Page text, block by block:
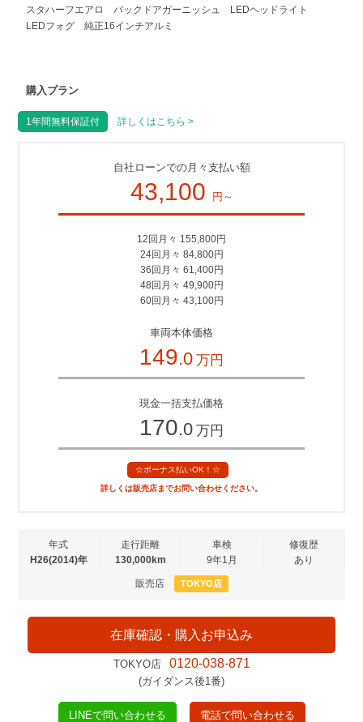
スタハーフエアロ バックドアガーニッシュ LEDヘッドライト
LEDフォグ 純正16インチアルミ
購入プラン
1年間無料保証付 詳しくはこちら >
自社ローンでの月々支払い額
43,100 円～
12回月々 155,800円
24回月々 84,800円
36回月々 61,400円
48回月々 49,900円
60回月々 43,100円
車両本体価格
149.0 万円
現金一括支払価格
170.0 万円
☆ボーナス払いOK！☆
詳しくは販売店までお問い合わせください。
年式
H26(2014)年
走行距離
130,000km
車検
9年1月
修復歴
あり
販売店 TOKYO店
在庫確認・購入お申込み
TOKYO店 0120-038-871
(ガイダンス後1番)
LINEで問い合わせる 電話で問い合わせる